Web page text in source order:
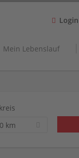
Login
Mein Lebenslauf
km